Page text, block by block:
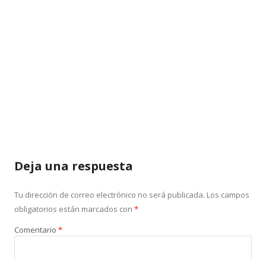
Deja una respuesta
Tu dirección de correo electrónico no será publicada. Los campos
obligatorios están marcados con *
Comentario *